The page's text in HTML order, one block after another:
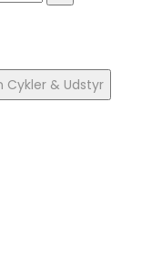
Cykler & Udstyr